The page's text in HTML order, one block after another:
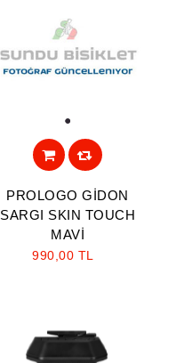
PROLOGO GİDON
SARGI SKIN TOUCH
MAVİ
990,00 TL